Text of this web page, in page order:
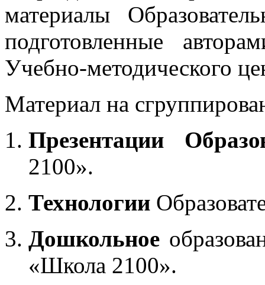
материалы
подготовленные
Учебно-методического
Материал на
Презентации
2100».
Технологии
Дошкольное
«Школа 2100».